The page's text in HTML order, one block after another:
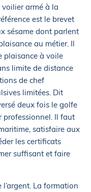
voilier armé à la
est le brevet
sésame dont parlent
au métier. Il
plaisance à voile
limite de distance
de chef
limitées. Dit
deux fois le golfe
professionnel. Il faut
satisfaire aux
les certificats
suffisant et faire
La formation